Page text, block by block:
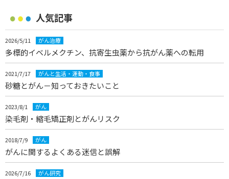
人気記事
2026/5/11 がん治療
多標的イベルメクチン、抗寄生虫薬から抗がん薬への転用
2021/7/17 がんと生活・運動・食事
砂糖とがん－知っておきたいこと
2023/8/1 がん
染毛剤・縮毛矯正剤とがんリスク
2018/7/9 がん
がんに関するよくある迷信と誤解
2026/7/16 がん研究